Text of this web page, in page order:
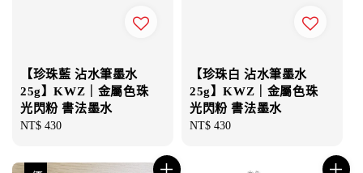
【珍珠藍 沾水筆墨水
25g】KWZ｜金屬色珠
光閃粉 書法墨水
Regular
NT$ 430
【珍珠白 沾水筆墨水
25g】KWZ｜金屬色珠
光閃粉 書法墨水
Regular
NT$ 430